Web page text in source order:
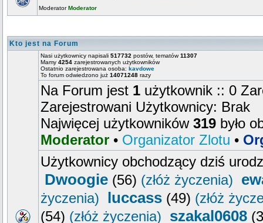
ModeratorModerator
Kto jest na Forum
Nasi użytkownicy napisali 517732 postów, tematów11307
Mamy 4254 zarejestrowanych użytkowników
Ostatnio zarejestrowana osoba: kavdowe
To forum odwiedzono już 14071248 razy
Na Forum jest 1 użytkownik :: 0
Zarejestrowani Użytkownicy: Brak
Najwięcej użytkowników 319 było
Moderator • Organizator Zlotu •
Użytkownicy obchodzący dziś
Dwoogie (56) (złóż życzenia)
życzenia) luccass (49) (złóż
(54) (złóż życzenia) szakal0608